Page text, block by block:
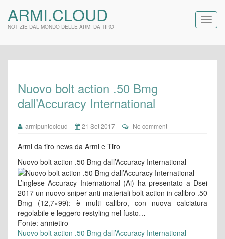
ARMI.CLOUD
NOTIZIE DAL MONDO DELLE ARMI DA TIRO
Nuovo bolt action .50 Bmg
dall’Accuracy International
armipuntocloud 21 Set 2017 No comment
Armi da tiro news da Armi e Tiro
Nuovo bolt action .50 Bmg dall’Accuracy International
L’inglese Accuracy International (Ai) ha presentato a Dsei
2017 un nuovo sniper anti materiali bolt action in calibro .50
Bmg (12,7×99): è multi calibro, con nuova calciatura
regolabile e leggero restyling nel fusto…
Fonte: armietiro
Nuovo bolt action .50 Bmg dall’Accuracy International